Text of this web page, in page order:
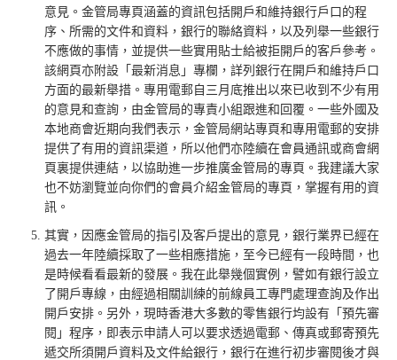
意見。金管局專頁涵蓋的資訊包括開戶和維持銀行戶口的程
序、所需的文件和資料，銀行的聯絡資料，以及列舉一些銀行
不應做的事情，並提供一些實用貼士給被拒開戶的客戶參考。
該網頁亦附設「最新消息」專欄，詳列銀行在開戶和維持戶口
方面的最新舉措。專用電郵自三月底推出以來已收到不少有用
的意見和查詢，由金管局的專責小組跟進和回覆。一些外國及
本地商會近期向我們表示，金管局網站專頁和專用電郵的安排
提供了有用的資訊渠道，所以他們亦陸續在會員通訊或商會網
頁裏提供連結，以協助進一步推廣金管局的專頁。我建議大家
也不妨瀏覽並向你們的會員介紹金管局的專頁，掌握有用的資
訊。
其實，因應金管局的指引及客戶提出的意見，銀行業界已經在
過去一年陸續採取了一些相應措施，至今已經有一段時間，也
是時候看看最新的發展。我在此舉幾個實例，譬如有銀行設立
了開戶專線，由經過相關訓練的前線員工專門處理查詢及作出
開戶安排。另外，現時香港大多數的零售銀行均設有「預先審
閱」程序，即表示申請人可以要求透過電郵、傳真或郵寄預先
遞交所須開戶資料及文件給銀行，銀行在進行初步審閱後才與